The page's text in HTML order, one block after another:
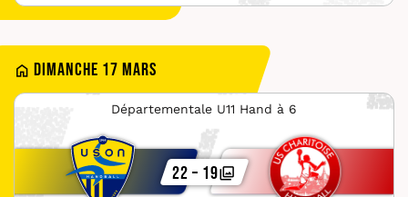
Dimanche 17 mars
Départementale U11 Hand à 6
22 – 19